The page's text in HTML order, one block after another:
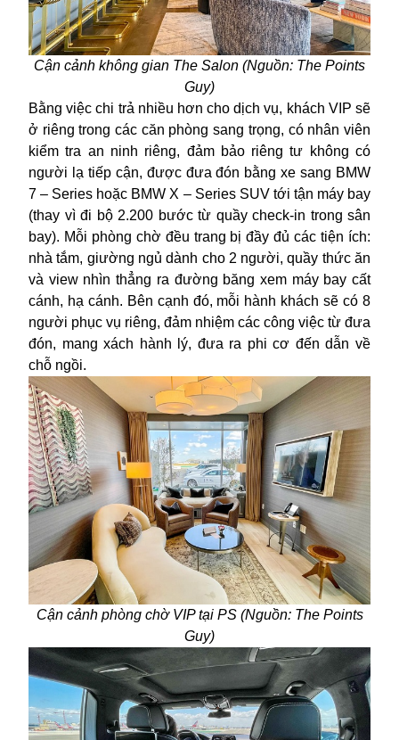
Cận cảnh không gian The Salon (Nguồn: The Points
Guy)
Bằng việc chi trả nhiều hơn cho dịch vụ, khách VIP sẽ
ở riêng trong các căn phòng sang trọng, có nhân viên
kiểm tra an ninh riêng, đảm bảo riêng tư không có
người lạ tiếp cận, được đưa đón bằng xe sang BMW
7 – Series hoặc BMW X – Series SUV tới tận máy bay
(thay vì đi bộ 2.200 bước từ quầy check-in trong sân
bay). Mỗi phòng chờ đều trang bị đầy đủ các tiện ích:
nhà tắm, giường ngủ dành cho 2 người, quầy thức ăn
và view nhìn thẳng ra đường băng xem máy bay cất
cánh, hạ cánh. Bên cạnh đó, mỗi hành khách sẽ có 8
người phục vụ riêng, đảm nhiệm các công việc từ đưa
đón, mang xách hành lý, đưa ra phi cơ đến dẫn về
chỗ ngồi.
Cận cảnh phòng chờ VIP tại PS (Nguồn: The Points
Guy)